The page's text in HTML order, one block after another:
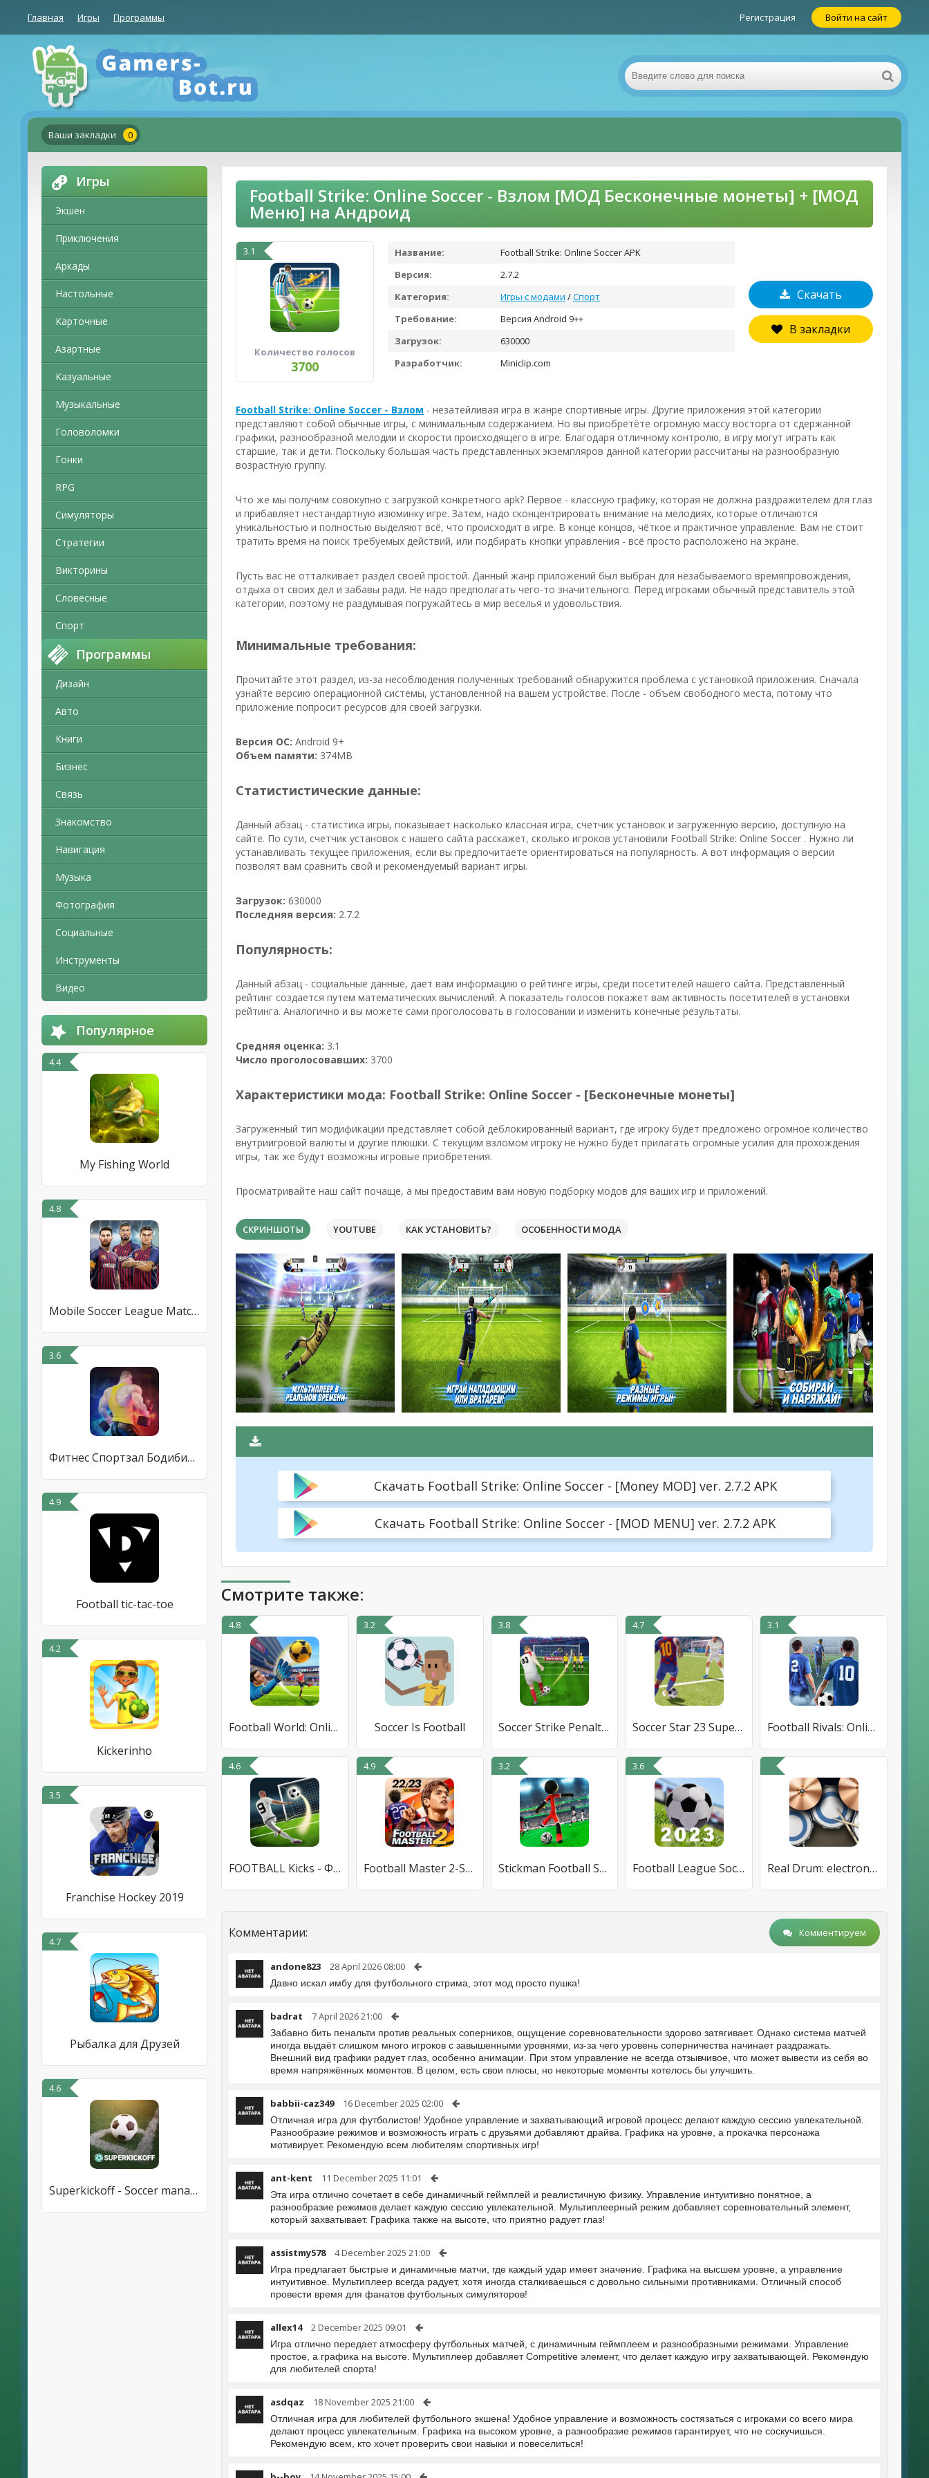
Главная Игры Программы Регистрация Войти на сайт
Ваши закладки 0
Игры
Экшен
Приключения
Аркады
Настольные
Карточные
Азартные
Казуальные
Музыкальные
Головоломки
Гонки
RPG
Симуляторы
Стратегии
Викторины
Словесные
Спорт
Программы
Дизайн
Авто
Книги
Бизнес
Связь
Знакомство
Навигация
Музыка
Фотография
Социальные
Инструменты
Видео
Популярное
4.4
My Fishing World
4.8
Mobile Soccer League Match 202
3.6
Фитнес Спортзал Бодибилдинг
4.9
Football tic-tac-toe
4.2
Kickerinho
3.5
Franchise Hockey 2019
4.7
Рыбалка для Друзей
4.6
Superkickoff - Soccer manager
Football Strike: Online Soccer - Взлом [МОД Бесконечные монеты] + [МОД
Меню] на Андроид
3.1
Количество голосов
3700
Скачать
В закладки
Название:
Football Strike: Online Soccer APK
Версия:
2.7.2
Категория:
Игры с модами /Спорт
Требование:
Версия Android 9++
Загрузок:
630000
Разработчик:
Miniclip.com
Football Strike: Online Soccer - Взлом - незатейливая игра в жанре спортивные игры. Другие приложения этой категории
представляют собой обычные игры, с минимальным содержанием. Но вы приобретёте огромную массу восторга от сдержанной
графики, разнообразной мелодии и скорости происходящего в игре. Благодаря отличному контролю, в игру могут играть как
старшие, так и дети. Поскольку большая часть представленных экземпляров данной категории рассчитаны на разнообразную
возрастную группу.
Что же мы получим совокупно с загрузкой конкретного apk? Первое - классную графику, которая не должна раздражителем для глаз
и прибавляет нестандартную изюминку игре. Затем, надо сконцентрировать внимание на мелодиях, которые отличаются
уникальностью и полностью выделяют всё, что происходит в игре. В конце концов, чёткое и практичное управление. Вам не стоит
тратить время на поиск требуемых действий, или подбирать кнопки управления - всё просто расположено на экране.
Пусть вас не отталкивает раздел своей простой. Данный жанр приложений был выбран для незабываемого времяпровождения,
отдыха от своих дел и забавы ради. Не надо предполагать чего-то значительного. Перед игроками обычный представитель этой
категории, поэтому не раздумывая погружайтесь в мир веселья и удовольствия.
Минимальные требования:
Прочитайте этот раздел, из-за несоблюдения полученных требований обнаружится проблема с установкой приложения. Сначала
узнайте версию операционной системы, установленной на вашем устройстве. После - объем свободного места, потому что
приложение попросит ресурсов для своей загрузки.
Версия ОС: Android 9+
Объем памяти: 374MB
Статистистические данные:
Данный абзац - статистика игры, показывает насколько классная игра, счетчик установок и загруженную версию, доступную на
сайте. По сути, счетчик установок с нашего сайта расскажет, сколько игроков установили Football Strike: Online Soccer . Нужно ли
устанавливать текущее приложения, если вы предпочитаете ориентироваться на популярность. А вот информация о версии
позволят вам сравнить свой и рекомендуемый вариант игры.
Загрузок: 630000
Последняя версия: 2.7.2
Популярность:
Данный абзац - социальные данные, дает вам информацию о рейтинге игры, среди посетителей нашего сайта. Представленный
рейтинг создается путем математических вычислений. А показатель голосов покажет вам активность посетителей в установки
рейтинга. Аналогично и вы можете сами проголосовать в голосовании и изменить конечные результаты.
Средняя оценка: 3.1
Число проголосовавших: 3700
Характеристики мода: Football Strike: Online Soccer - [Бесконечные монеты]
Загруженный тип модификации представляет собой деблокированный вариант, где игроку будет предложено огромное количество
внутриигровой валюты и другие плюшки. С текущим взломом игроку не нужно будет прилагать огромные усилия для прохождения
игры, так же будут возможны игровые приобретения.
Просматривайте наш сайт почаще, а мы предоставим вам новую подборку модов для ваших игр и приложений.
СКРИНШОТЫ YOUTUBE КАК УСТАНОВИТЬ? ОСОБЕННОСТИ МОДА
Скачать Football Strike: Online Soccer - [Money MOD] ver. 2.7.2 APK
Скачать Football Strike: Online Soccer - [MOD MENU] ver. 2.7.2 APK
Смотрите также:
4.8
Football World: Online Soccer
3.2
Soccer Is Football
3.8
Soccer Strike Penalty Kick
4.7
Soccer Star 23 Super Football
3.1
Football Rivals: Online Soccer
4.6
FOOTBALL Kicks - Футбол Strike
4.9
Football Master 2-Soccer Star
3.2
Stickman Football Strike Games
3.6
Football League Soccer 2023 Real Drum: electronic drums
Комментарии: Комментируем
andone823 28 April 2026 08:00
Давно искал имбу для футбольного стрима, этот мод просто пушка!
badrat 7 April 2026 21:00
Забавно бить пенальти против реальных соперников, ощущение соревновательности здорово затягивает. Однако система матчей
иногда выдаёт слишком много игроков с завышенными уровнями, из-за чего уровень соперничества начинает раздражать.
Внешний вид графики радует глаз, особенно анимации. При этом управление не всегда отзывчивое, что может вывести из себя во
время напряжённых моментов. В целом, есть свои плюсы, но некоторые моменты хотелось бы улучшить.
babbii-caz349 16 December 2025 02:00
Отличная игра для футболистов! Удобное управление и захватывающий игровой процесс делают каждую сессию увлекательной.
Разнообразие режимов и возможность играть с друзьями добавляют драйва. Графика на уровне, а прокачка персонажа
мотивирует. Рекомендую всем любителям спортивных игр!
ant-kent 11 December 2025 11:01
Эта игра отлично сочетает в себе динамичный геймплей и реалистичную физику. Управление интуитивно понятное, а
разнообразие режимов делает каждую сессию увлекательной. Мультиплеерный режим добавляет соревновательный элемент,
который захватывает. Графика также на высоте, что приятно радует глаз!
assistmy578 4 December 2025 21:00
Игра предлагает быстрые и динамичные матчи, где каждый удар имеет значение. Графика на высшем уровне, а управление
интуитивное. Мультиплеер всегда радует, хотя иногда сталкиваешься с довольно сильными противниками. Отличный способ
провести время для фанатов футбольных симуляторов!
allex14 2 December 2025 09:01
Игра отлично передает атмосферу футбольных матчей, с динамичным геймплеем и разнообразными режимами. Управление
простое, а графика на высоте. Мультиплеер добавляет Competitive элемент, что делает каждую игру захватывающей. Рекомендую
для любителей спорта!
asdqaz 18 November 2025 21:00
Отличная игра для любителей футбольного экшена! Удобное управление и возможность состязаться с игроками со всего мира
делают процесс увлекательным. Графика на высоком уровне, а разнообразие режимов гарантирует, что не соскучишься.
Рекомендую всем, кто хочет проверить свои навыки и повеселиться!